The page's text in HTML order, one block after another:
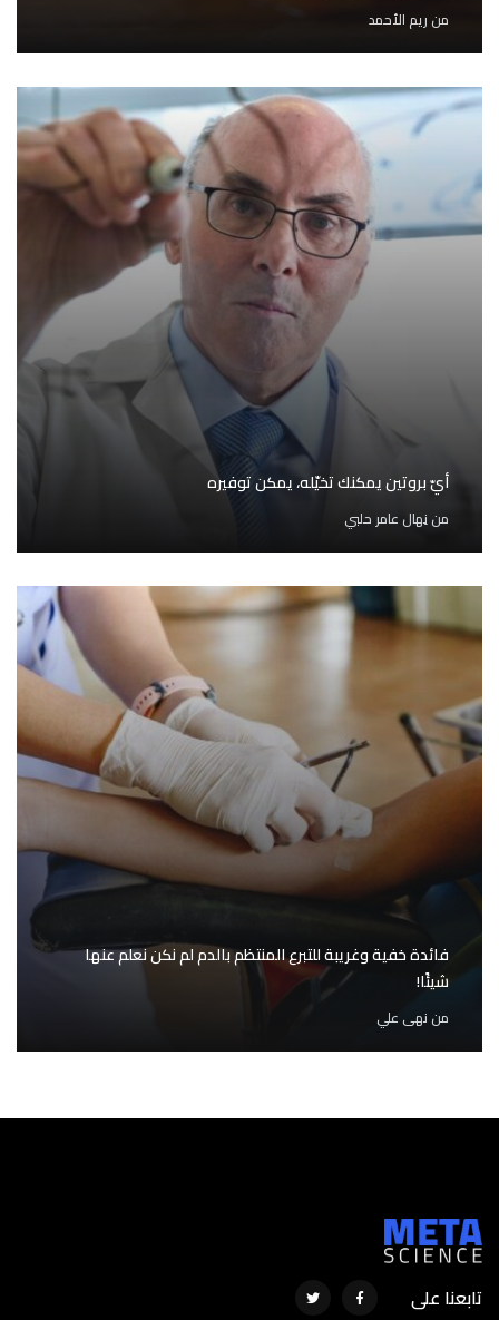
من ريم الأحمد
أيّ بروتين يمكنك تخيّله، يمكن توفيره
مننِهال عامر حلبي
فائدة خفية وغريبة للتبرع المنتظم بالدم لم نكن نعلم عنها
شيئًا!
من نهى علي
تابعنا على